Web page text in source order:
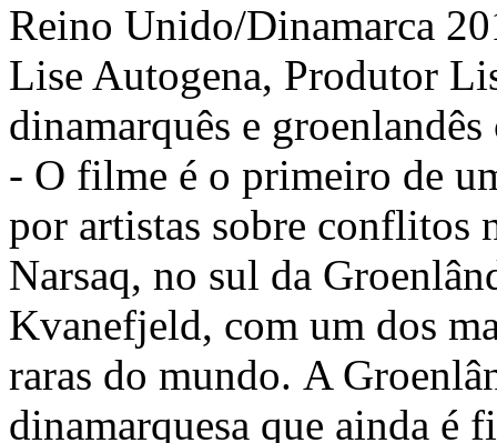
Reino Unido/Dinamarca
Lise Autogena, Produtor
dinamarquês e
- O filme é o primeiro de
por artistas sobre conflitos
Narsaq, no sul da
Kvanefjeld, com um dos
raras do mundo. A
dinamarquesa que ainda é